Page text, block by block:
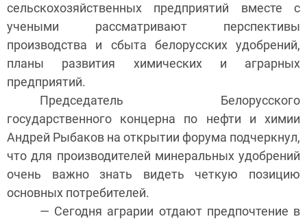
сельскохозяйственных предприятий вместе с
учеными рассматривают перспективы
производства и сбыта белорусских удобрений,
планы развития химических и аграрных
предприятий.
Председатель Белорусского
государственного концерна по нефти и химии
Андрей Рыбаков на открытии форума подчеркнул,
что для производителей минеральных удобрений
очень важно знать видеть четкую позицию
основных потребителей.
— Сегодня аграрии отдают предпочтение в